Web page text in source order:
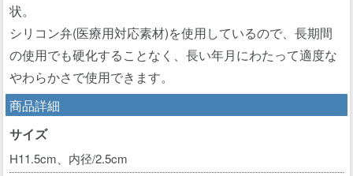
状。
シリコン弁(医療用対応素材)を使用しているので、長期間
の使用でも硬化することなく、長い年月にわたって適度な
やわらかさで使用できます。
商品詳細
サイズ
H11.5cm、内径/2.5cm